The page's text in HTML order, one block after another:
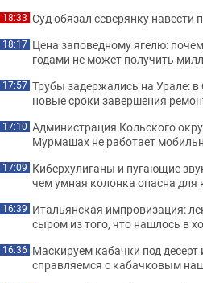
18:33 Суд обязал северянку навести
18:17 Цена заповедному ягелю:
годами не может получить
17:57 Трубы задержались на Урале:
новые сроки завершения
17:10 Администрация Кольского
Мурмашах не работает
17:09 Киберхулиганы и пугающие
чем умная колонка опасна для
16:39 Итальянская импровизация:
сыром из того, что нашлось в
16:36 Маскируем кабачки под
справляемся с кабачковым